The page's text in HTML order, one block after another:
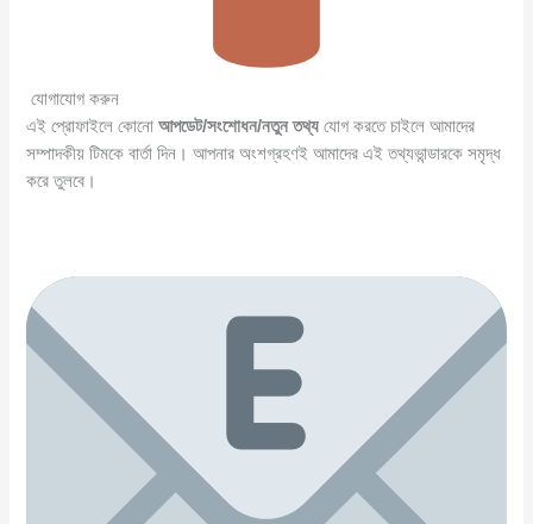
যোগাযোগ করুন
এই প্রোফাইলে কোনোআপডেট/সংশোধন/নতুন তথ্য যোগ করতে চাইলে আমাদের
সম্পাদকীয় টিমকে বার্তা দিন। আপনার অংশগ্রহণই আমাদের এই তথ্যভান্ডারকে সমৃদ্ধ
করে তুলবে।